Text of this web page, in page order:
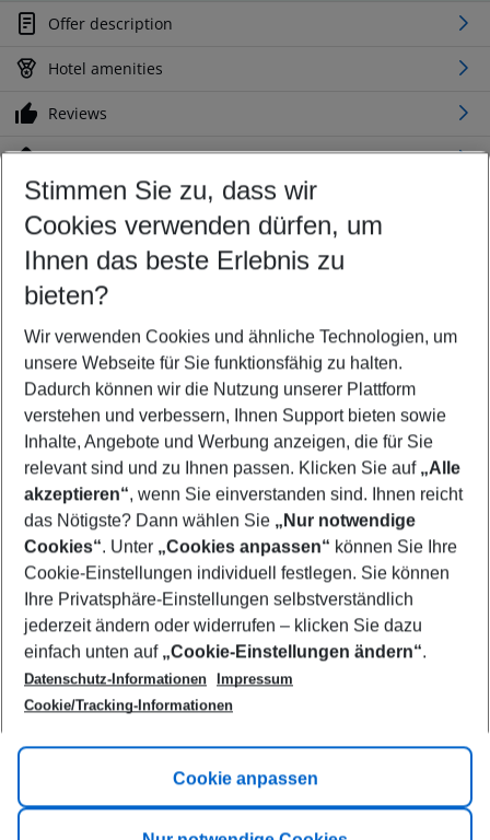
Offer description
Hotel amenities
Reviews
Location
Customize your offer
Find the perfect deal which suits your best
Your departure airport
Any airport
Select your date range
09/08/26–07/08/27 5-8 nights
Who will travel
2 adults No children
Show more filter
Footer
Footer navigation
Title A
Link A
Stimmen Sie zu, dass wir
Cookies verwenden dürfen, um
Ihnen das beste Erlebnis zu
bieten?
Wir verwenden Cookies und ähnliche Technologien, um
unsere Webseite für Sie funktionsfähig zu halten.
Dadurch können wir die Nutzung unserer Plattform
verstehen und verbessern, Ihnen Support bieten sowie
Inhalte, Angebote und Werbung anzeigen, die für Sie
relevant sind und zu Ihnen passen. Klicken Sie auf „Alle
akzeptieren“, wenn Sie einverstanden sind. Ihnen reicht
das Nötigste? Dann wählen Sie „Nur notwendige
Cookies“. Unter „Cookies anpassen“ können Sie Ihre
Cookie-Einstellungen individuell festlegen. Sie können
Ihre Privatsphäre-Einstellungen selbstverständlich
jederzeit ändern oder widerrufen – klicken Sie dazu
einfach unten auf „Cookie-Einstellungen ändern“.
Datenschutz-Informationen
Impressum
Cookie/Tracking-Informationen
Cookie anpassen